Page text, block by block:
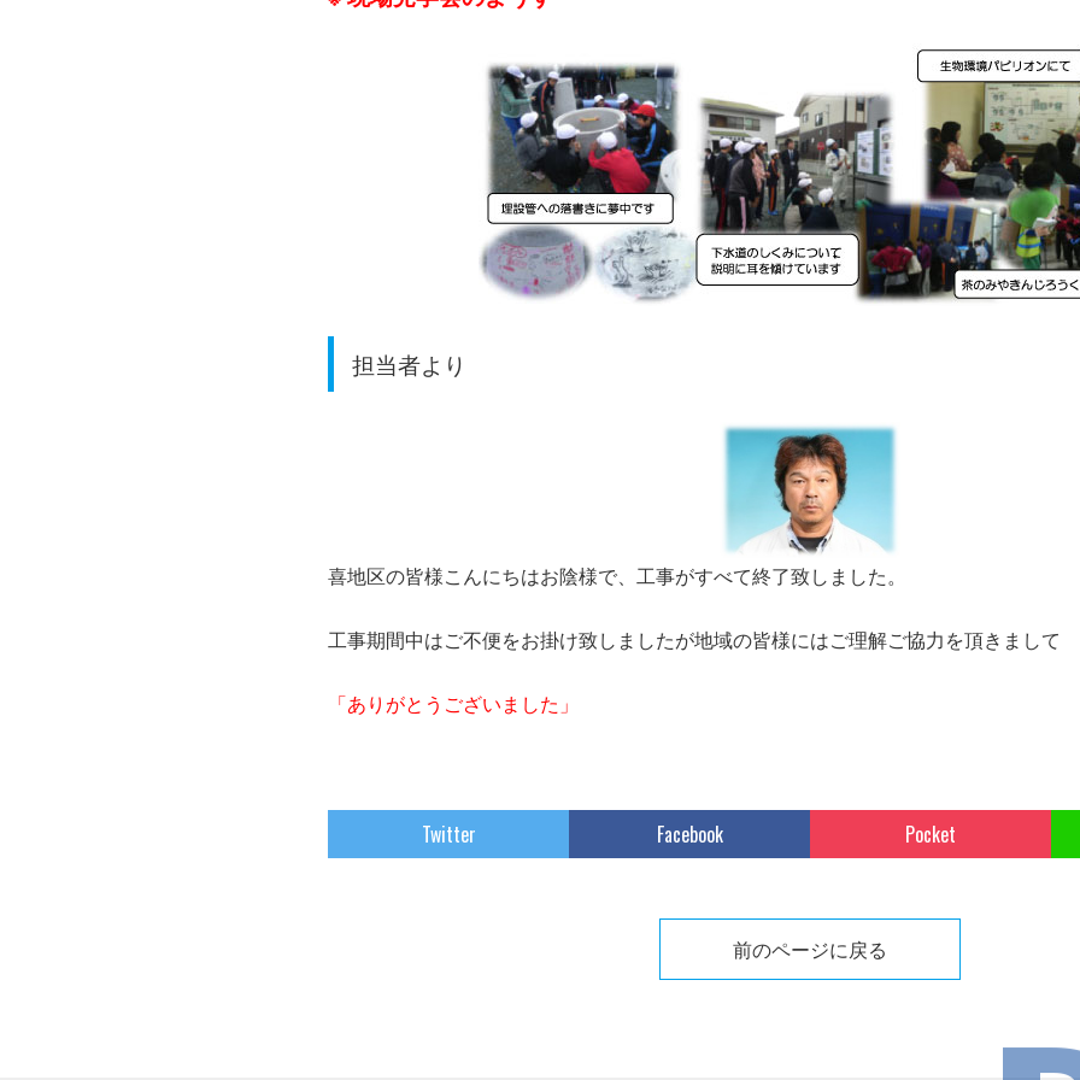
担当者より
喜地区の皆様こんにちはお陰様で、工事がすべて終了致しました。
工事期間中はご不便をお掛け致しましたが地域の皆様にはご理解ご協力を頂きまして
「ありがとうございました」
Twitter Facebook Pocket
前のページに戻る